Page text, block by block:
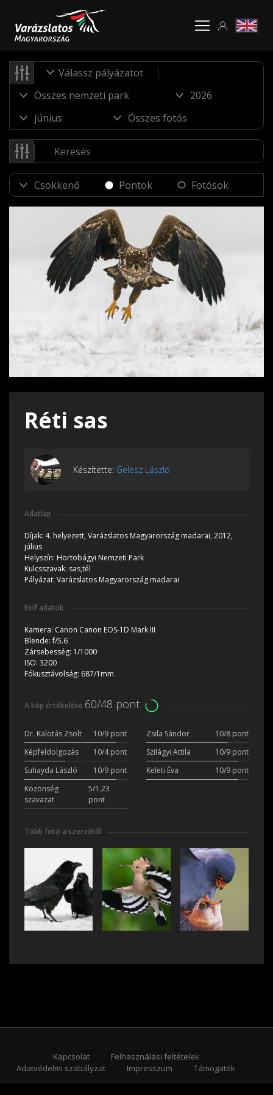
Válassz pályázatot
Pontok Fotósok
Réti sas
Készítette: Gelesz László
Adatlap
Díjak: 4. helyezett, Varázslatos Magyarország madarai, 2012,
július
Helyszín: Hortobágyi Nemzeti Park
Kulcsszavak: sas,tél
Pályázat: Varázslatos Magyarország madarai
Exif adatok
Kamera: Canon Canon EOS-1D Mark III
Blende:f/5.6
Zársebesség: 1/1000
ISO: 3200
Fókusztávolság: 687/1mm
A kép értékelése 60/48 pont
Dr. Kalotás Zsolt 10/9 pont Zsila Sándor
10/8 pont
Képfeldolgozás
10/4 pont Szilágyi Attila
10/9 pont
Suhayda László
10/9 pont Keleti Éva
10/9 pont
Közönség
szavazat
5/1.23
pont
Több fotó a szerzőtől
Kapcsolat
Felhasználási feltételek
Adatvédelmi szabályzat
Impresszum
Támogatók